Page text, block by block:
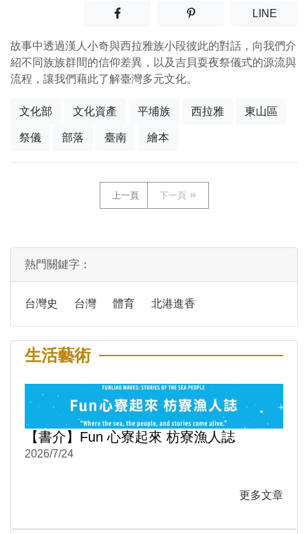
分享至facebook(另開新視窗)
分享至噗浪(另開新視窗)
LINE(另開
故事中透過漢人小奇與西拉雅族小段彼此的對話，向我們介
紹不同族族群間的信仰差異，以及吉貝耍夜祭儀式的源流與
流程，讓我們藉此了解臺灣多元文化。
文化部 文化資產 平埔族 西拉雅 東山區
祭儀 部落 臺南 繪本
上一頁 下一頁
熱門關鍵字：
台灣史 台灣 體育 北港進香
生活藝術
【書介】Fun 心寮起來 枋寮漁人誌
2026/7/24
更多文章